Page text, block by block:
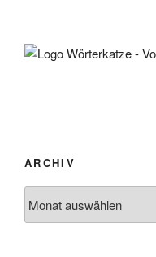
ARCHIV